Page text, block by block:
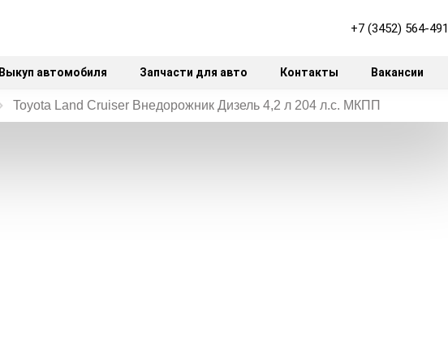
+7 (3452) 564-491
Выкуп автомобиля Запчасти для авто Контакты Вакансии
Toyota Land Cruiser Внедорожник Дизель 4,2 л 204 л.с. МКПП